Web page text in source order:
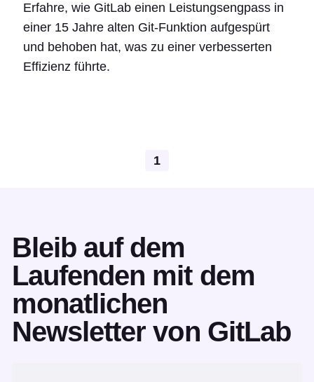
Erfahre, wie GitLab einen Leistungsengpass in
einer 15 Jahre alten Git-Funktion aufgespürt
und behoben hat, was zu einer verbesserten
Effizienz führte.
1
Bleib auf dem
Laufenden mit dem
monatlichen
Newsletter von GitLab